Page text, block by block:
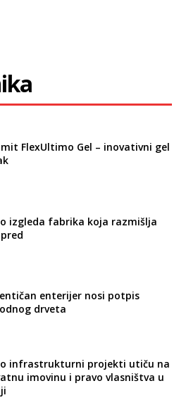
FlexUltimo Gel – inovativni gel
izgleda fabrika koja razmišlja
enterijer nosi potpis
drveta
infrastrukturni projekti utiču na
imovinu i pravo vlasništva u